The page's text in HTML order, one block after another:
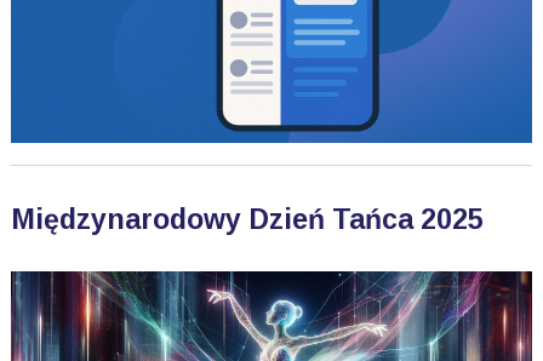
Międzynarodowy Dzień Tańca 2025